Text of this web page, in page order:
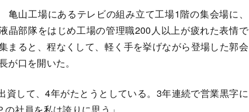
山工場にあるテレビの組み立て工場1階の集会場に、
晶部隊をはじめ工場の管理職200人以上が疲れた表情で
まると、程なくして、軽く手を挙げながら登場した郭会
が口を開いた。
して、4年がたとうとしている。3年連続で営業黒字に
社員を私は誇りに思う」